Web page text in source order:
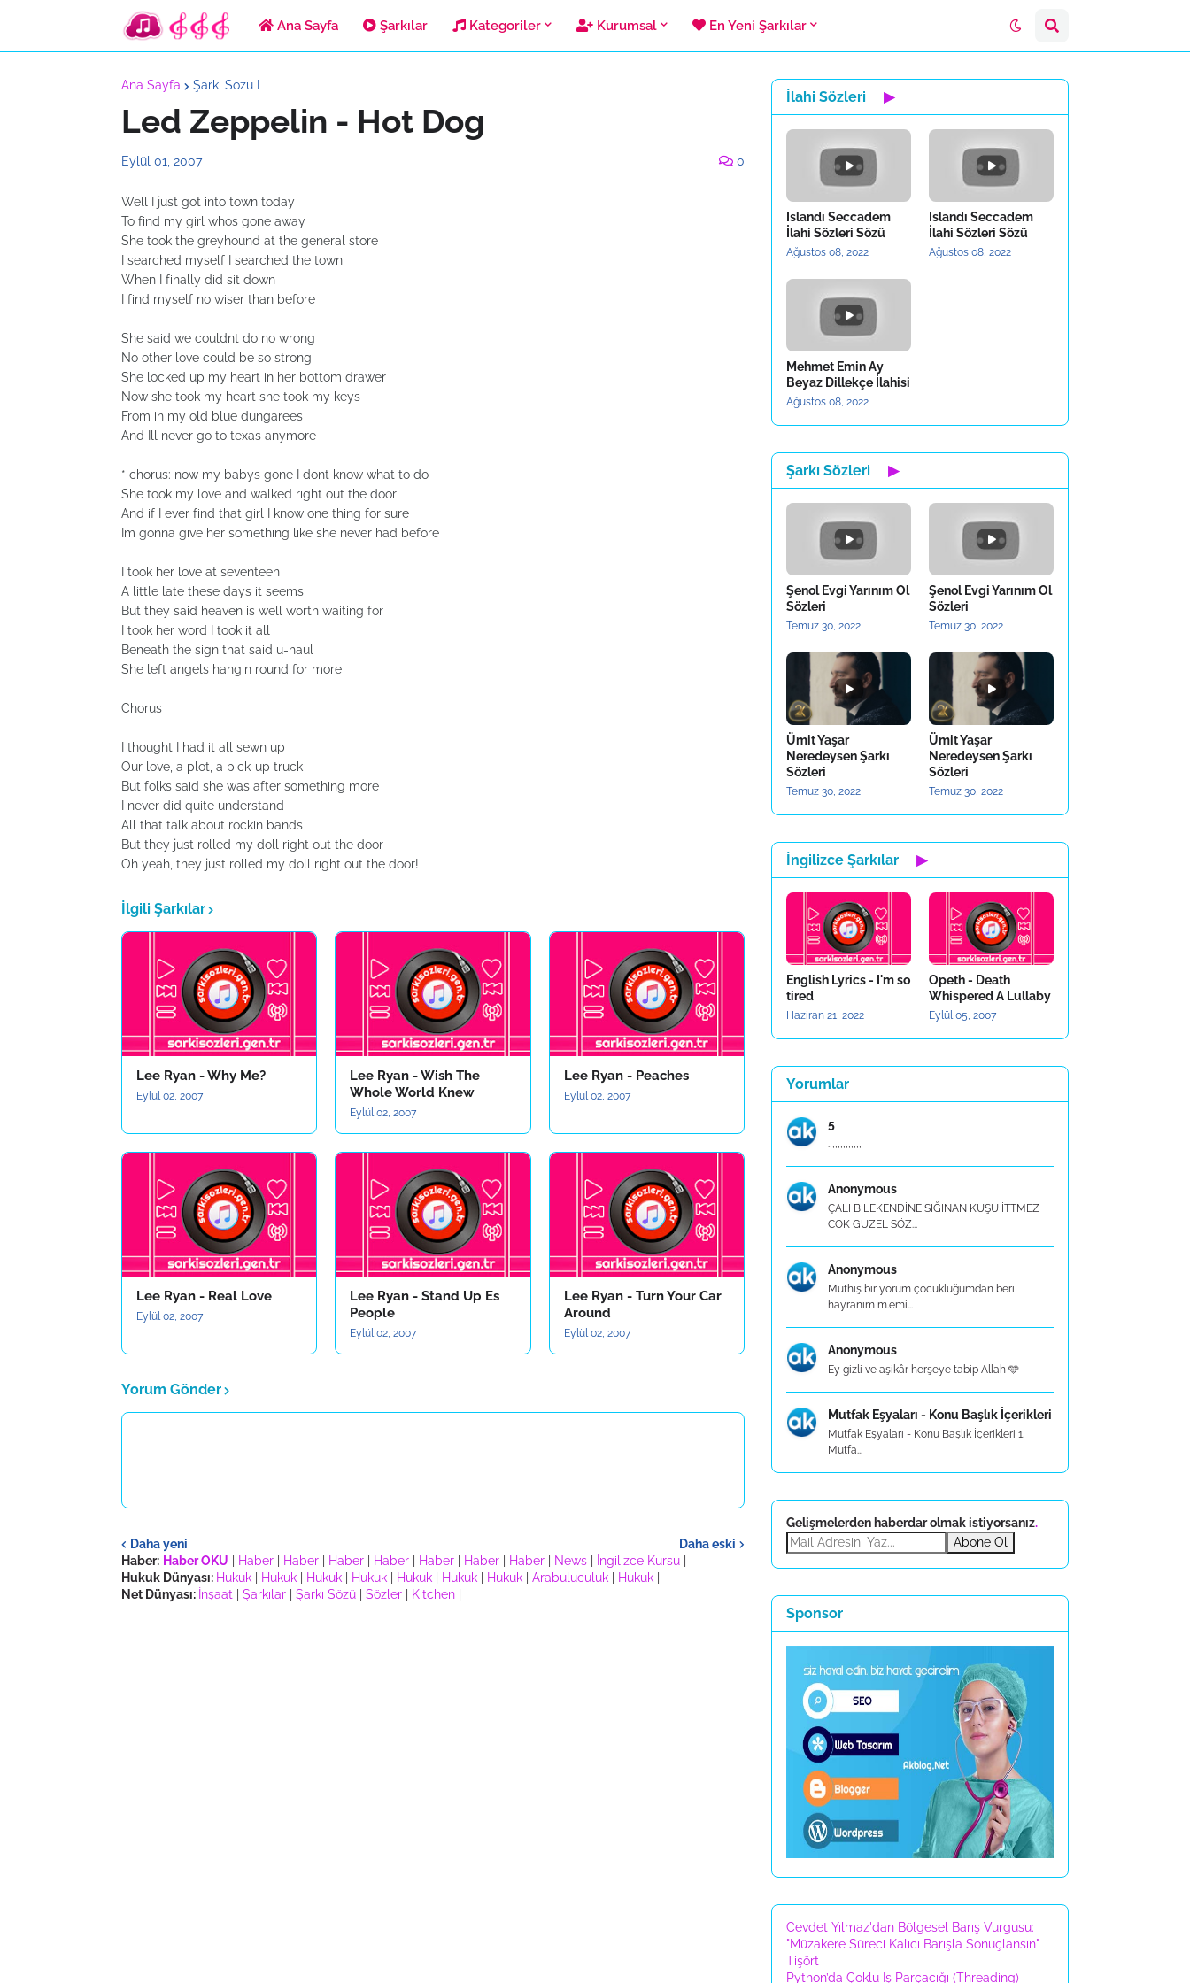
Ana Sayfa Şarkılar Kategoriler Kurumsal En Yeni Şarkılar
Ana Sayfa Şarkı Sözü L
Led Zeppelin - Hot Dog
Eylül 01, 2007 0
Well I just got into town today
To find my girl whos gone away
She took the greyhound at the general store
I searched myself I searched the town
When I finally did sit down
I find myself no wiser than before
She said we couldnt do no wrong
No other love could be so strong
She locked up my heart in her bottom drawer
Now she took my heart she took my keys
From in my old blue dungarees
And Ill never go to texas anymore
* chorus: now my babys gone I dont know what to do
She took my love and walked right out the door
And if I ever find that girl I know one thing for sure
Im gonna give her something like she never had before
I took her love at seventeen
A little late these days it seems
But they said heaven is well worth waiting for
I took her word I took it all
Beneath the sign that said u-haul
She left angels hangin round for more
Chorus
I thought I had it all sewn up
Our love, a plot, a pick-up truck
But folks said she was after something more
I never did quite understand
All that talk about rockin bands
But they just rolled my doll right out the door
Oh yeah, they just rolled my doll right out the door!
İlgili Şarkılar
Lee Ryan - Why Me?
Eylül 02, 2007
Lee Ryan - Wish The
Whole World Knew
Eylül 02, 2007
Lee Ryan - Peaches
Eylül 02, 2007
Lee Ryan - Real Love
Eylül 02, 2007
Lee Ryan - Stand Up Es
People
Eylül 02, 2007
Lee Ryan - Turn Your Car
Around
Eylül 02, 2007
Yorum Gönder
Daha yeni
Daha eski
Haber: Haber OKU Haber Haber Haber Haber Haber Haber Haber News İngilizce Kursu
Hukuk Dünyası: Hukuk Hukuk Hukuk Hukuk Hukuk Hukuk Hukuk Arabuluculuk Hukuk
Net Dünyası: İnşaat Şarkılar Şarkı Sözü Sözler Kitchen
İlahi Sözleri ▶
Islandı Seccadem
İlahi Sözleri Sözü
Ağustos 08, 2022
Islandı Seccadem
İlahi Sözleri Sözü
Ağustos 08, 2022
Mehmet Emin Ay
Beyaz Dillekçe İlahisi
Ağustos 08, 2022
Şarkı Sözleri ▶
Şenol Evgi Yarınım Ol
Sözleri
Temuz 30, 2022
Şenol Evgi Yarınım Ol
Sözleri
Temuz 30, 2022
Ümit Yaşar
Neredeysen Şarkı
Sözleri
Temuz 30, 2022
Ümit Yaşar
Neredeysen Şarkı
Sözleri
Temuz 30, 2022
İngilizce Şarkılar ▶
English Lyrics - I'm so
tired
Haziran 21, 2022
Opeth - Death
Whispered A Lullaby
Eylül 05, 2007
Yorumlar
5
.,,,,,,,,,,,,
Anonymous
ÇALI BİLEKENDİNE SIĞINAN KUŞU İTTMEZ
COK GUZEL SÖZ...
Anonymous
Müthiş bir yorum çocukluğumdan beri
hayranım m.emi...
Anonymous
Ey gizli ve aşikâr herşeye tabip Allah 🩵
Mutfak Eşyaları - Konu Başlık İçerikleri
Mutfak Eşyaları - Konu Başlık İçerikleri 1.
Mutfa...
Gelişmelerden haberdar olmak istiyorsanız.
Abone Ol
Sponsor
Cevdet Yılmaz'dan Bölgesel Barış Vurgusu:
"Müzakere Süreci Kalıcı Barışla Sonuçlansın"
Tişört
Python’da Çoklu İş Parçacığı (Threading)